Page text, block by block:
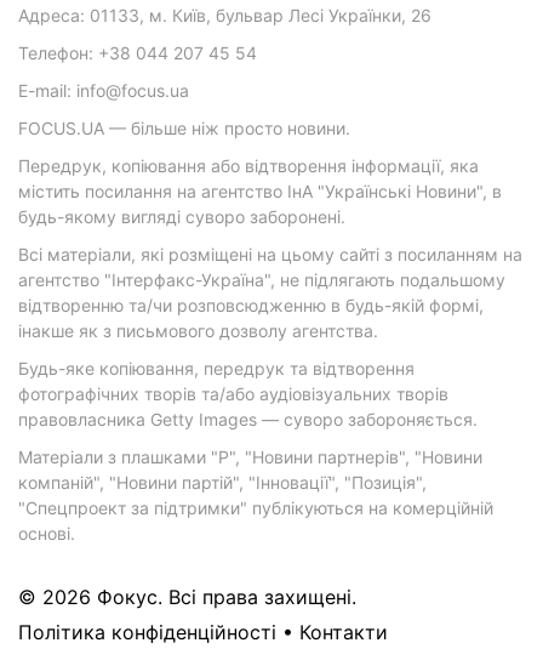
Адреса: 01133, м. Київ, бульвар Лесі Українки, 26
Телефон: +38 044 207 45 54
E-mail: info@focus.ua
FOCUS.UA — більше ніж просто новини.
Передрук, копіювання або відтворення інформації, яка
містить посилання на агентство ІнА "Українські Новини", в
будь-якому вигляді суворо заборонені.
Всі матеріали, які розміщені на цьому сайті з посиланням на
агентство "Інтерфакс-Україна", не підлягають подальшому
відтворенню та/чи розповсюдженню в будь-якій формі,
інакше як з письмового дозволу агентства.
Будь-яке копіювання, передрук та відтворення
фотографічних творів та/або аудіовізуальних творів
правовласника Getty Images — суворо забороняється.
Матеріали з плашками "Р", "Новини партнерів", "Новини
компаній", "Новини партій", "Інновації", "Позиція",
"Спецпроект за підтримки" публікуються на комерційній
основі.
© 2026 Фокус. Всі права захищені.
Політика конфіденційності • Контакти